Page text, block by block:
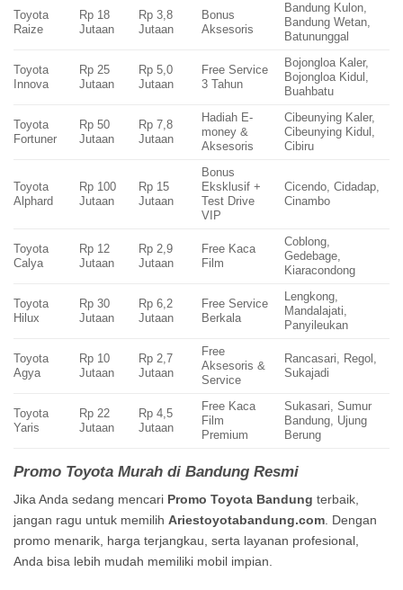
Toyota
Raize
Rp 18
Jutaan
Rp 3,8
Jutaan
Bonus
Aksesoris
Bandung Kulon,
Bandung Wetan,
Batununggal
Toyota
Innova
Rp 25
Jutaan
Rp 5,0
Jutaan
Free Service
3 Tahun
Bojongloa Kaler,
Bojongloa Kidul,
Buahbatu
Toyota
Fortuner
Rp 50
Jutaan
Rp 7,8
Jutaan
Hadiah E-
money &
Aksesoris
Cibeunying Kaler,
Cibeunying Kidul,
Cibiru
Toyota
Alphard
Rp 100
Jutaan
Rp 15
Jutaan
Bonus
Eksklusif +
Test Drive
VIP
Cicendo, Cidadap,
Cinambo
Toyota
Calya
Rp 12
Jutaan
Rp 2,9
Jutaan
Free Kaca
Film
Coblong,
Gedebage,
Kiaracondong
Toyota
Hilux
Rp 30
Jutaan
Rp 6,2
Jutaan
Free Service
Berkala
Lengkong,
Mandalajati,
Panyileukan
Toyota
Agya
Rp 10
Jutaan
Rp 2,7
Jutaan
Free
Aksesoris &
Service
Rancasari, Regol,
Sukajadi
Toyota
Yaris
Rp 22
Jutaan
Rp 4,5
Jutaan
Free Kaca
Film
Premium
Sukasari, Sumur
Bandung, Ujung
Berung
Promo Toyota Murah di Bandung Resmi
Jika Anda sedang mencari Promo Toyota Bandung terbaik,
jangan ragu untuk memilih Ariestoyotabandung.com . Dengan
promo menarik, harga terjangkau, serta layanan profesional,
Anda bisa lebih mudah memiliki mobil impian.